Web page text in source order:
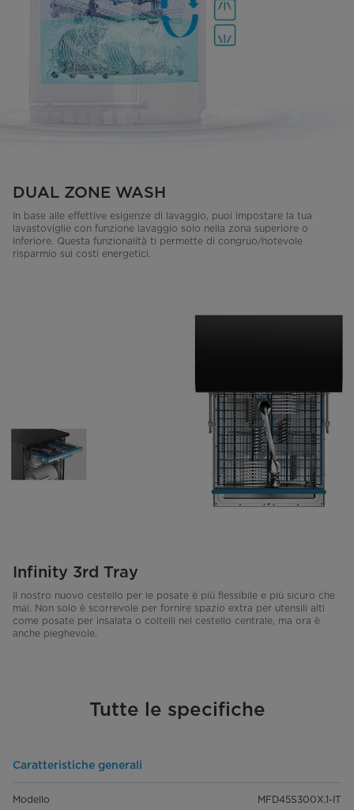
DUAL ZONE WASH
In base alle effettive esigenze di lavaggio, puoi impostare la tua
lavastoviglie con funzione lavaggio solo nella zona superiore o
inferiore. Questa funzionalità ti permette di congruo/notevole
risparmio sui costi energetici.
Infinity 3rd Tray
Il nostro nuovo cestello per le posate è più flessibile e più sicuro che
mai. Non solo è scorrevole per fornire spazio extra per utensili alti
come posate per insalata o coltelli nel cestello centrale, ma ora è
anche pieghevole.
Tutte le specifiche
Caratteristiche generali
Modello MFD45S300X.1-IT